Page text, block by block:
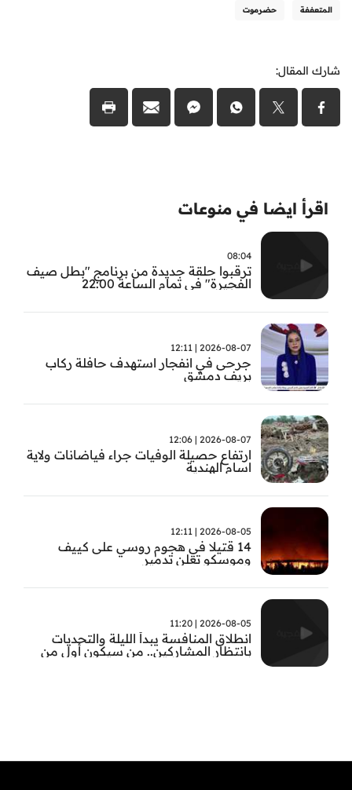
المتعففة حضرموت
شارك المقال:
اقرأ ايضا في منوعات
08:04
ترقبوا حلقة جديدة من برنامج "بطل صيف
الفجيرة" في تمام الساعة 22:00
2026-08-07 | 12:11
جرحى في انفجار استهدف حافلة ركاب
بريف دمشق
2026-08-07 | 12:06
ارتفاع حصيلة الوفيات جراء فياضانات ولاية
اسام الهندية
2026-08-05 | 12:11
14 قتيلا في هجوم روسي على كييف
وموسكو تعلن تدمير
2026-08-05 | 11:20
انطلاق المنافسة يبدأ الليلة والتحديات
بانتظار المشاركين.. من سيكون أول من